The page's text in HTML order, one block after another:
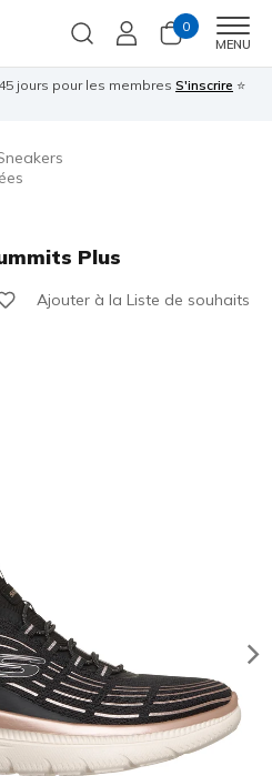
0
MENU
jours pour les membres S'inscrire ⭐
Plus
Ajouter à la Liste de souhaits